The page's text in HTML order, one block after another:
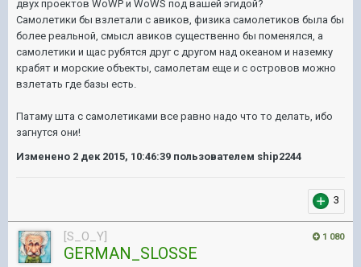
двух проектов WoWP и WoWS под вашей эгидой?
Самолетики бы взлетали с авиков, физика самолетиков была бы
более реальной, смысл авиков существенно бы поменялся, а
самолетики и щас рубятся друг с другом над океаном и наземку
крабят и морские объекты, самолетам еще и с островов можно
взлетать где базы есть.
Патаму шта с самолетиками все равно надо что то делать, ибо
загнутся они!
Изменено 2 дек 2015, 10:46:39 пользователем ship2244
3
1 080
[S_O_Y]
GERMAN_SLOSSE